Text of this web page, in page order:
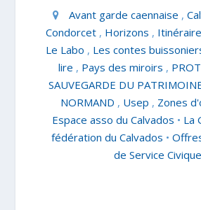
Avant garde caennaise ,
Condorcet, Horizons ,
Le Labo , Les contes
lire , Pays des miroirs ,
SAUVEGARDE DU
NORMAND , Usep , Zones
Espace asso du Calvados • La
fédération du Calvados •
de Service Civique